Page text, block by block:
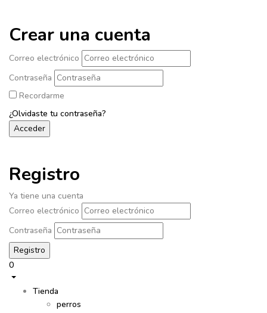
Crear una cuenta
Correo electrónico
Contraseña
Recordarme
¿Olvidaste tu contraseña?
Registro
Ya tiene una cuenta
Correo electrónico
Contraseña
0
Tienda
perros